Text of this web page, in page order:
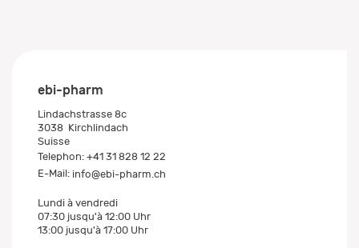
ebi-pharm
Lindachstrasse 8c
3038 Kirchlindach
Suisse
Telephon: +41 31 828 12 22
E-Mail: info@ebi-pharm.ch
Lundi à vendredi
07:30 jusqu'à 12:00 Uhr
13:00 jusqu'à 17:00 Uhr